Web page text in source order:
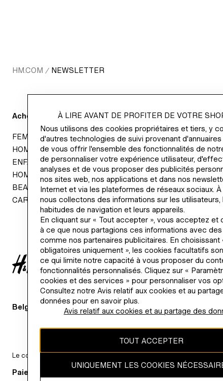
HM.COM / NEWSLETTER
Acheter
FEMME
HOMME
ENFANT
HOME
BEAUTÉ
CARTES-CADEAUX
VOTRE
À PROPOS
PRESSE
INVESTOR
H&M
Belgique (€) CHANGER DE RÉGION
Le contenu de ce site est protégé par les droits d'auteur et demeure
Paiements
À LIRE AVANT DE PROFITER DE VOTRE
Nous utilisons des cookies propriétaires et tiers, y
d'autres technologies de suivi provenant d'annuaires
de vous offrir l'ensemble des fonctionnalités de
de personnaliser votre expérience utilisateur,
analyses et de vous proposer des publicités
nos sites web, nos applications et dans nos
Internet et via les plateformes de réseaux sociaux.
nous collectons des informations sur les utilisateurs,
habitudes de navigation et leurs appareils.
En cliquant sur « Tout accepter », vous acceptez et
à ce que nous partagions ces informations avec des
comme nos partenaires publicitaires. En choisissant
obligatoires uniquement », les cookies facultatifs
ce qui limite notre capacité à vous proposer du
fonctionnalités personnalisés. Cliquez sur «
cookies et des services » pour personnaliser vos
Consultez notre Avis relatif aux cookies et au
données pour en savoir plus.
Avis relatif aux cookies et au partage des
TOUT ACCEPTER
UNIQUEMENT LES COOKIES